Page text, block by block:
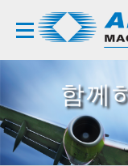
HOME
함께